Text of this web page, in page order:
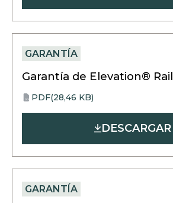
GARANTÍA
Garantía de Elevation® Rail
PDF PDF(28,46 KB)
opens
in
DESCARGAR
GARANTÍA